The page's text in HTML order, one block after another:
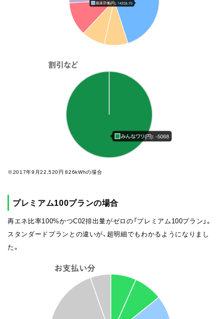
※2017年9月22,520円 826kWhの場合
プレミアム100プランの場合
再エネ比率100%かつC02排出量がゼロの「プレミアム100プラン」。
スタンダードプランとの違いが、超明細でもわかるようになりまし
た。